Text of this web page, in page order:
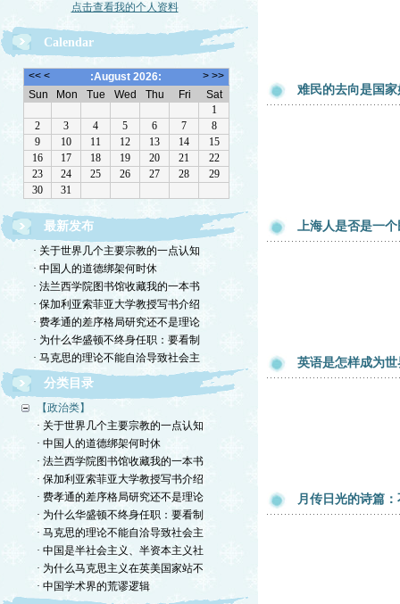
点击查看我的个人资料
Calendar
最新发布
· 关于世界几个主要宗教的一点认知
· 中国人的道德绑架何时休
· 法兰西学院图书馆收藏我的一本书
· 保加利亚索菲亚大学教授写书介绍
· 费孝通的差序格局研究还不是理论
· 为什么华盛顿不终身任职：要看制
· 马克思的理论不能自洽导致社会主
分类目录
【政治类】
· 关于世界几个主要宗教的一点认知
· 中国人的道德绑架何时休
· 法兰西学院图书馆收藏我的一本书
· 保加利亚索菲亚大学教授写书介绍
· 费孝通的差序格局研究还不是理论
· 为什么华盛顿不终身任职：要看制
· 马克思的理论不能自洽导致社会主
· 中国是半社会主义、半资本主义社
· 为什么马克思主义在英美国家站不
· 中国学术界的荒谬逻辑
难民的去向是国
上海人是否是一个
英语是怎样成为
月传日光的诗篇